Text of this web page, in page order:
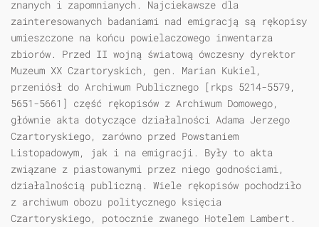
znanych i zapomnianych. Najciekawsze dla
zainteresowanych badaniami nad emigracją są rękopisy
umieszczone na końcu powielaczowego inwentarza
zbiorów. Przed II wojną światową ówczesny dyrektor
Muzeum XX Czartoryskich, gen. Marian Kukiel,
przeniósł do Archiwum Publicznego [rkps 5214-5579,
5651-5661] część rękopisów z Archiwum Domowego,
głównie akta dotyczące działalności Adama Jerzego
Czartoryskiego, zarówno przed Powstaniem
Listopadowym, jak i na emigracji. Były to akta
związane z piastowanymi przez niego godnościami,
działalnością publiczną. Wiele rękopisów pochodziło
z archiwum obozu politycznego księcia
Czartoryskiego, potocznie zwanego Hotelem Lambert.